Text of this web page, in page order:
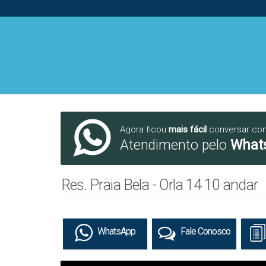
Agora ficou mais fácil conversar
Atendimento pelo
Res. Praia Bela - Orla 14 10 andar
WhatsApp Fale Conosco